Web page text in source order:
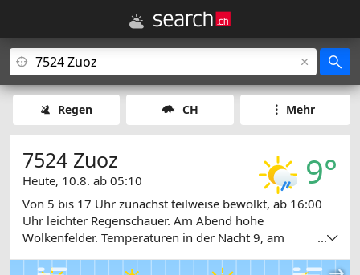
Regen CH Mehr
9°
7524 Zuoz
Heute, 10.8. ab 05:10
Von 5 bis 17 Uhr zunächst teilweise bewölkt, ab 16:00
Uhr leichter Regenschauer. Am Abend hohe
Wolkenfelder. Temperaturen in der Nacht 9, am
...